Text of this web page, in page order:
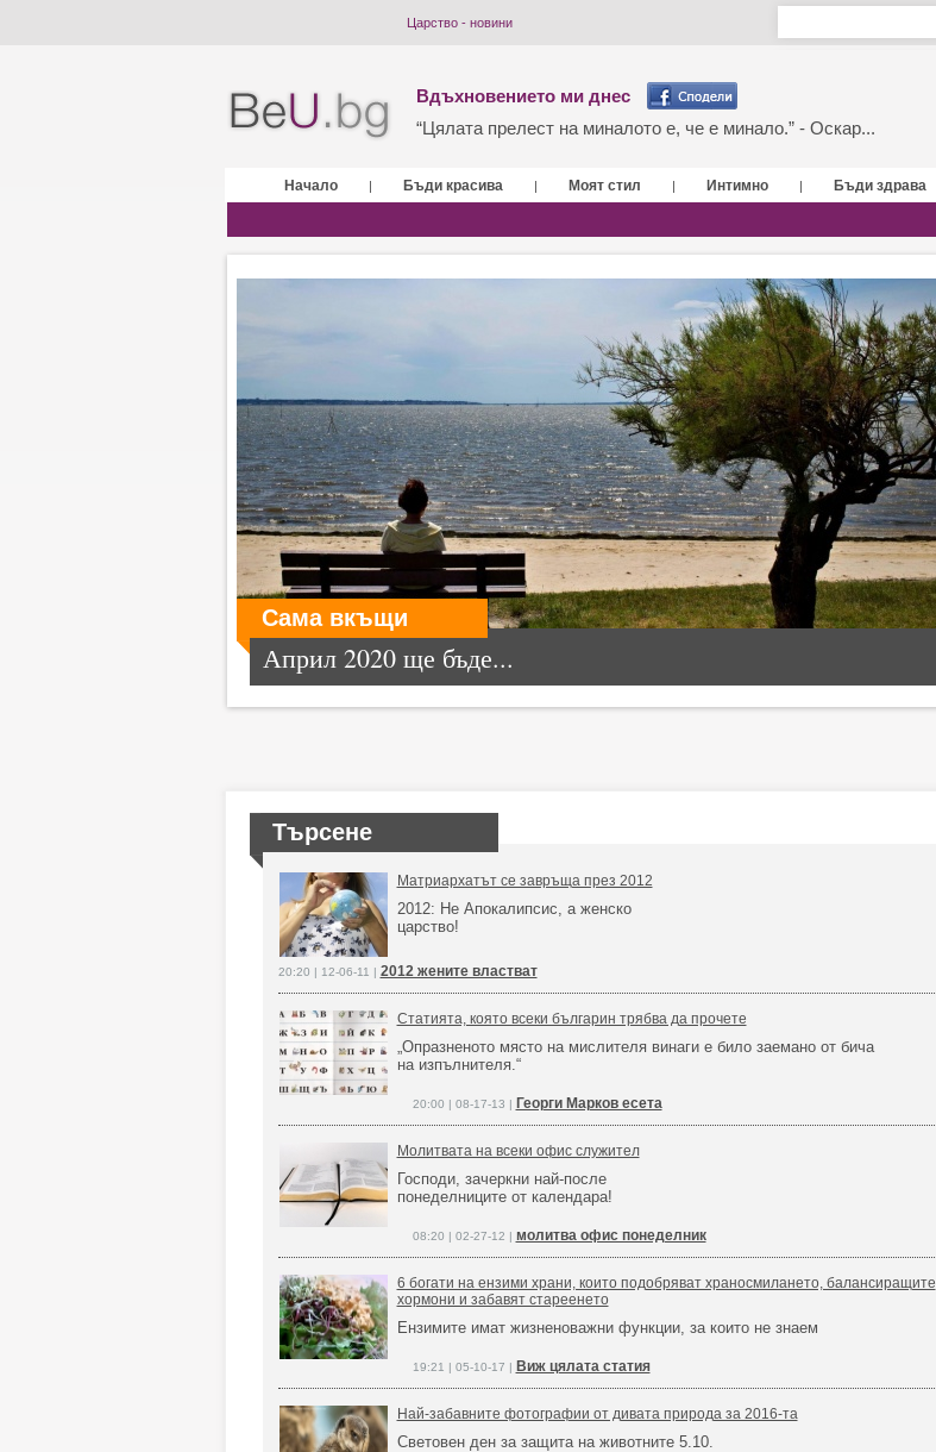
Царство - новини
Вдъхновението ми днес
“Цялата прелест на миналото е, че е минало.” - Оскар...
Начало | Бъди красива | Моят стил | Интимно | Бъди здрава
Сама вкъщи
Април 2020 ще бъде...
Търсене
Матриархатът се завръща през 2012
2012: Не Апокалипсис, а женско
царство!
20:20 | 12-06-11 | 2012 жените властват
Статията, която всеки българин трябва да прочете
„Опразненото място на мислителя винаги е било заемано от бича
на изпълнителя.“
20:00 | 08-17-13 | Георги Марков есета
Молитвата на всеки офис служител
Господи, зачеркни най-после
понеделниците от календара!
08:20 | 02-27-12 | молитва офис понеделник
6 богати на ензими храни, които подобряват храносмилането, балансиращите
хормони и забавят стареенето
Ензимите имат жизненоважни функции, за които не знаем
19:21 | 05-10-17 | Виж цялата статия
Най-забавните фотографии от дивата природа за 2016-та
Световен ден за защита на животните 5.10.